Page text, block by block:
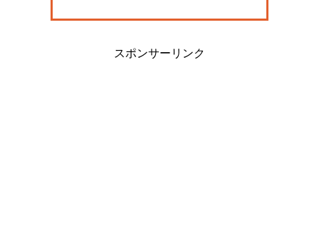
スポンサーリンク